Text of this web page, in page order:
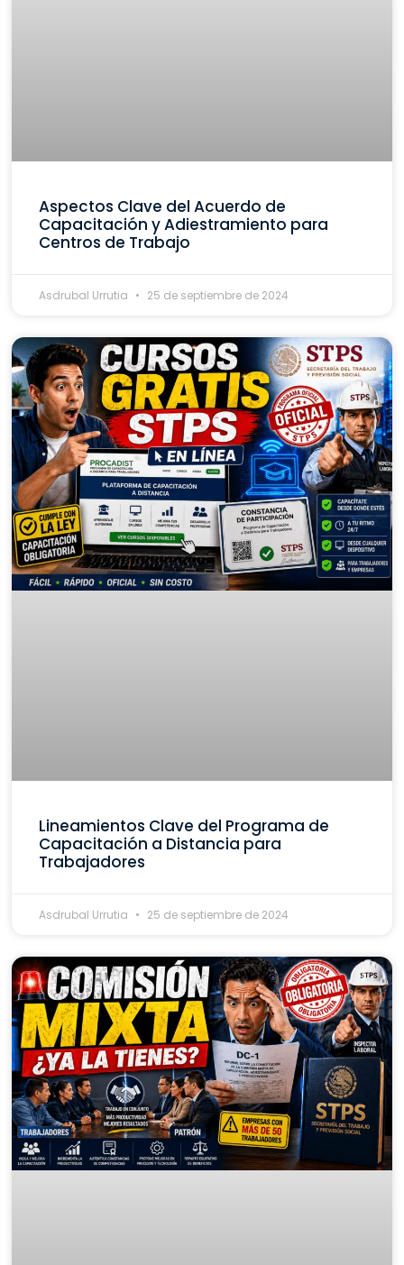
Aspectos Clave del Acuerdo de
Capacitación y Adiestramiento para
Centros de Trabajo
Asdrubal Urrutia 25 de septiembre de 2024
Lineamientos Clave del Programa de
Capacitación a Distancia para
Trabajadores
Asdrubal Urrutia 25 de septiembre de 2024